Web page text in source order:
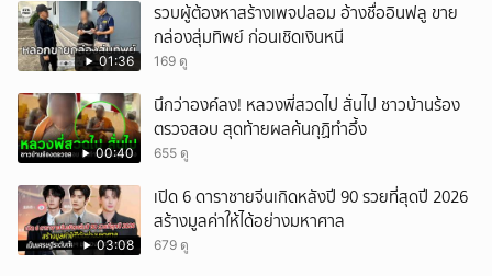
01:36
รวบผู้ต้องหาสร้างเพจปลอม อ้างชื่ออินฟลู ขาย
กล่องสุ่มทิพย์ ก่อนเชิดเงินหนี
169 ดู
00:40
นึกว่าองค์ลง! หลวงพี่สวดไป สั่นไป ชาวบ้านร้อง
ตรวจสอบ สุดท้ายผลค้นกุฏิทำอึ้ง
655 ดู
03:08
เปิด 6 ดาราชายจีนเกิดหลังปี 90 รวยที่สุดปี 2026
สร้างมูลค่าให้ได้อย่างมหาศาล
679 ดู